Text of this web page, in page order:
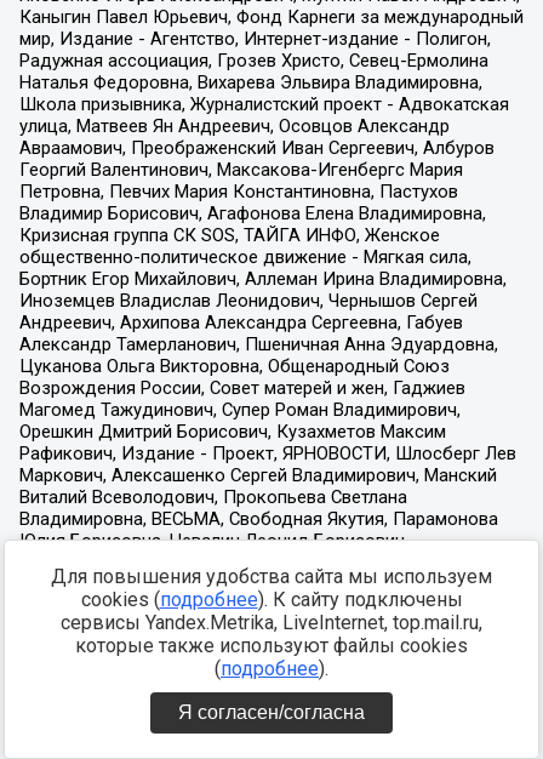
Для повышения удобства сайта мы используем
cookies (подробнее). К сайту подключены
сервисы Yandex.Metrika, LiveInternet, top.mail.ru,
которые также используют файлы cookies
(подробнее).
Я согласен/согласна